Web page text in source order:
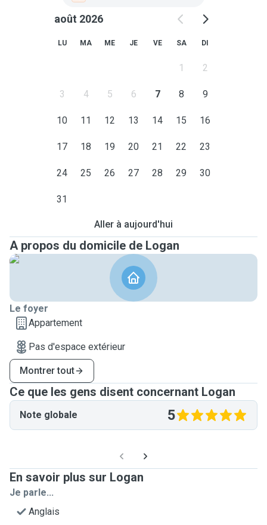
août 2026
LU MA ME JE VE SA DI
1 2
3 4 5 6 7 8 9
10 11 12 13 14 15 16
17 18 19 20 21 22 23
24 25 26 27 28 29 30
31
Aller à aujourd'hui
A propos du domicile de Logan
Le foyer
Appartement
Pas d'espace extérieur
Montrer tout
Ce que les gens disent concernant Logan
Note globale 5
En savoir plus sur Logan
Je parle...
Anglais